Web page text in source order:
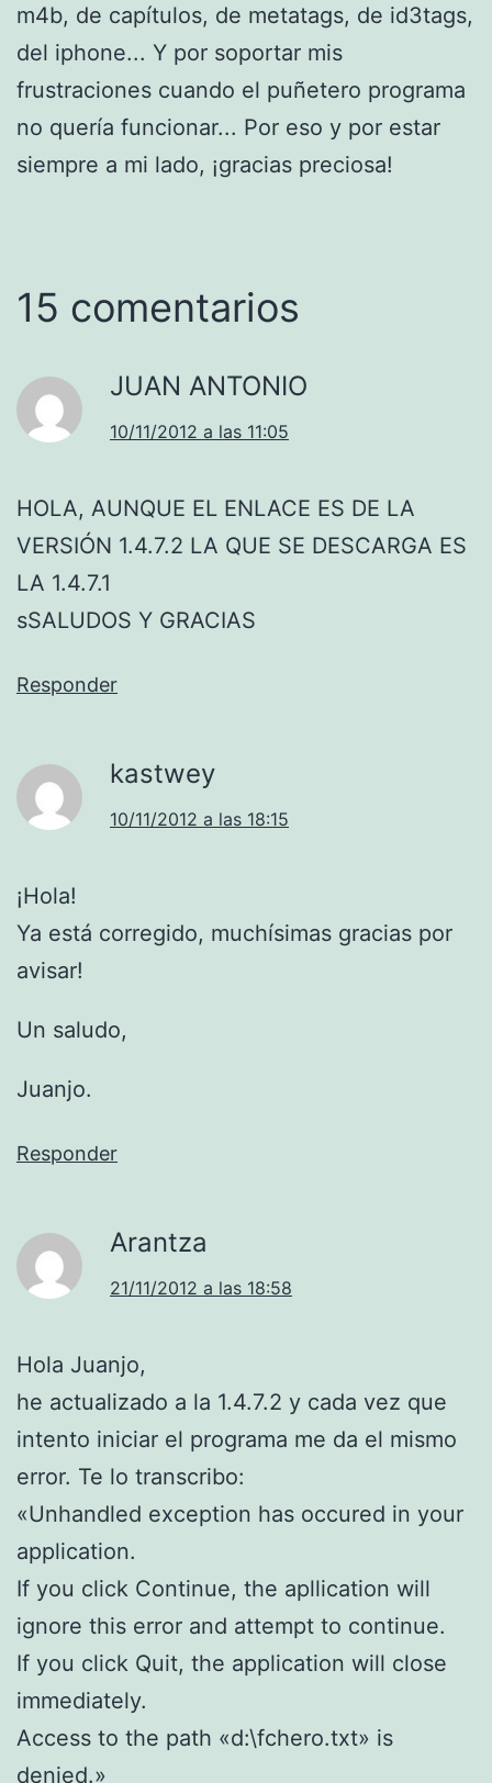
m4b, de capítulos, de metatags, de id3tags,
del iphone... Y por soportar mis
frustraciones cuando el puñetero programa
no quería funcionar... Por eso y por estar
siempre a mi lado, ¡gracias preciosa!
15 comentarios
JUAN ANTONIO
10/11/2012 a las 11:05
HOLA, AUNQUE EL ENLACE ES DE LA
VERSIÓN 1.4.7.2 LA QUE SE DESCARGA ES
LA 1.4.7.1
sSALUDOS Y GRACIAS
Responder
kastwey
10/11/2012 a las 18:15
¡Hola!
Ya está corregido, muchísimas gracias por
avisar!
Un saludo,
Juanjo.
Responder
Arantza
21/11/2012 a las 18:58
Hola Juanjo,
he actualizado a la 1.4.7.2 y cada vez que
intento iniciar el programa me da el mismo
error. Te lo transcribo:
«Unhandled exception has occured in your
application.
If you click Continue, the apllication will
ignore this error and attempt to continue.
If you click Quit, the application will close
immediately.
Access to the path «d:\fchero.txt» is
denied.»